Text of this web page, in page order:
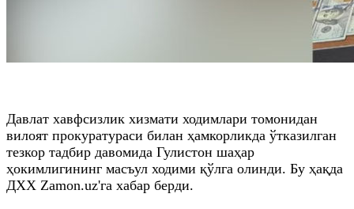
Давлат хавфсизлик хизмати ходимлари томонидан
вилоят прокуратураси билан ҳамкорликда ўтказилган
тезкор тадбир давомида Гулистон шаҳар
ҳокимлигининг масъул ходими қўлга олинди. Бу ҳақда
ДХХ Zamon.uz'га хабар берди.